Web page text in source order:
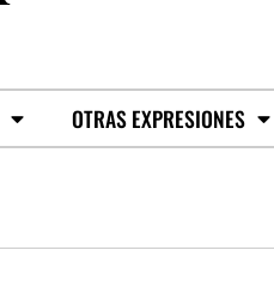
OTRAS EXPRESIONES